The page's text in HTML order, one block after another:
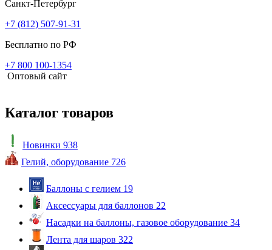
Санкт-Петербург
+7 (812) 507-91-31
Бесплатно по РФ
+7 800 100-1354
Оптовый сайт
Каталог товаров
Новинки 938
Гелий, оборудование 726
Баллоны с гелием 19
Аксессуары для баллонов 22
Насадки на баллоны, газовое оборудование 34
Лента для шаров 322